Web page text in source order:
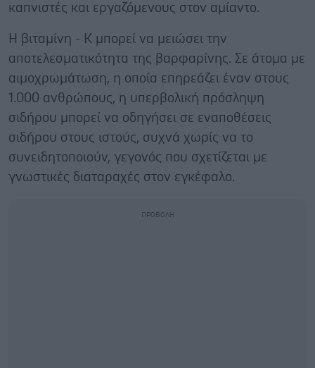
καπνιστές και εργαζόμενους στον αμίαντο.
Η βιταμίνη - Κ μπορεί να μειώσει την
αποτελεσματικότητα της βαρφαρίνης. Σε άτομα με
αιμοχρωμάτωση, η οποία επηρεάζει έναν στους
1.000 ανθρώπους, η υπερβολική πρόσληψη
σιδήρου μπορεί να οδηγήσει σε εναποθέσεις
σιδήρου στους ιστούς, συχνά χωρίς να το
συνειδητοποιούν, γεγονός που σχετίζεται με
γνωστικές διαταραχές στον εγκέφαλο.